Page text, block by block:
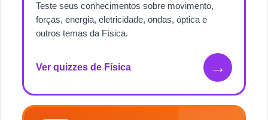
Teste seus conhecimentos sobre movimento,
forças, energia, eletricidade, ondas, óptica e
outros temas da Física.
Ver quizzes de Física →